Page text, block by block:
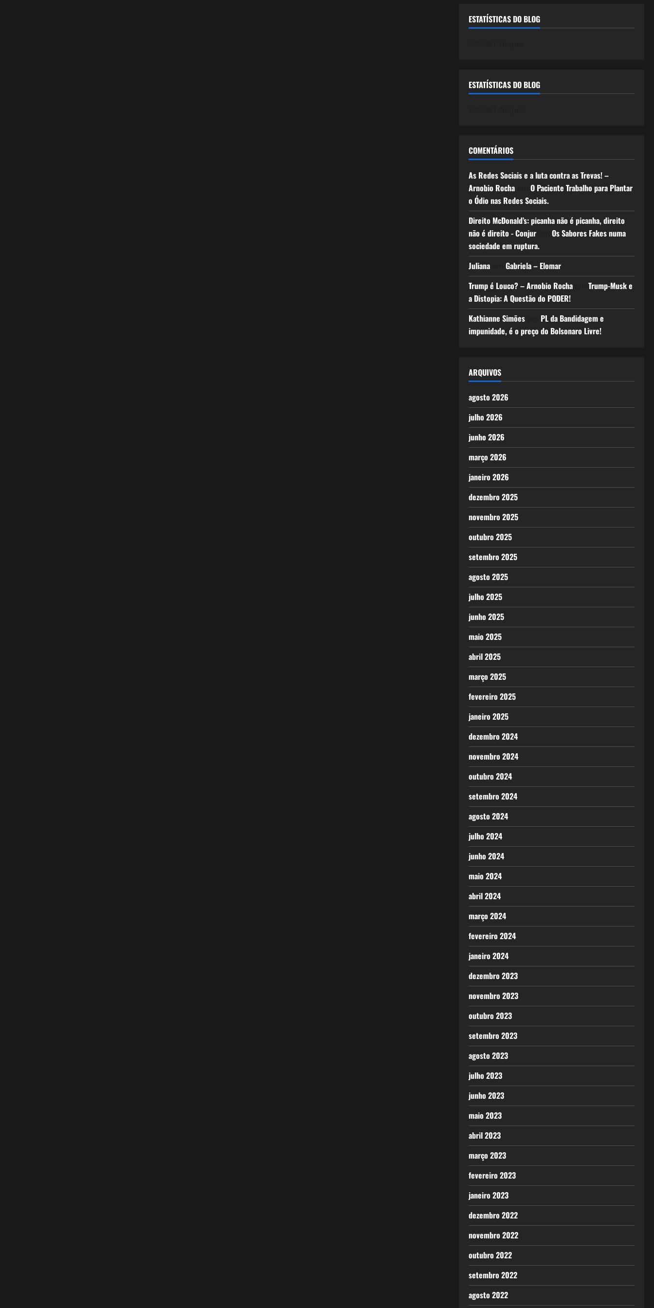
ESTATÍSTICAS DO BLOG
ESTATÍSTICAS DO BLOG
COMENTÁRIOS
As Redes Sociais e a luta contra as Trevas! –
Arnobio Rochaem O Paciente Trabalho para Plantar
o Ódio nas Redes Sociais.
Direito McDonald’s: picanha não é picanha, direito
não é direito - Conjurem Os Sabores Fakes numa
sociedade em ruptura.
Julianaem Gabriela – Elomar
Trump é Louco? – Arnobio Rochaem Trump-Musk e
a Distopia: A Questão do PODER!
Kathianne Simõesem PL da Bandidagem e
impunidade, é o preço do Bolsonaro Livre!
ARQUIVOS
agosto 2026
julho 2026
junho 2026
março 2026
janeiro 2026
dezembro 2025
novembro 2025
outubro 2025
setembro 2025
agosto 2025
julho 2025
junho 2025
maio 2025
abril 2025
março 2025
fevereiro 2025
janeiro 2025
dezembro 2024
novembro 2024
outubro 2024
setembro 2024
agosto 2024
julho 2024
junho 2024
maio 2024
abril 2024
março 2024
fevereiro 2024
janeiro 2024
dezembro 2023
novembro 2023
outubro 2023
setembro 2023
agosto 2023
julho 2023
junho 2023
maio 2023
abril 2023
março 2023
fevereiro 2023
janeiro 2023
dezembro 2022
novembro 2022
outubro 2022
setembro 2022
agosto 2022